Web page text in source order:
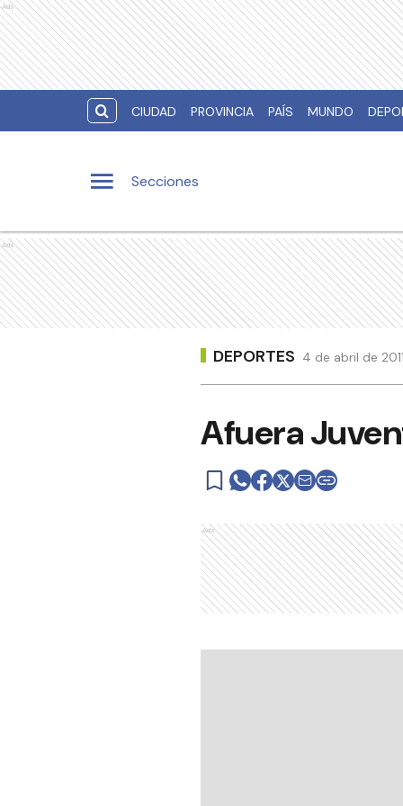
Ads
CIUDAD PROVINCIA PAÍS MUNDO
Secciones
Ads
DEPORTES 4 de abril de
Afuera
Ads